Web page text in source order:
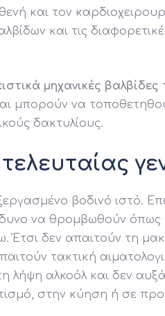
και τον
και τις
μηχανικές βαλβίδες
μπορούν να
δακτυλίους.
βοδινό ιστό.
να θρομβωθούν όπως
Έτσι δεν απαιτούν τη
τακτική
λήψη αλκοόλ και δεν
στην κύηση ή σε